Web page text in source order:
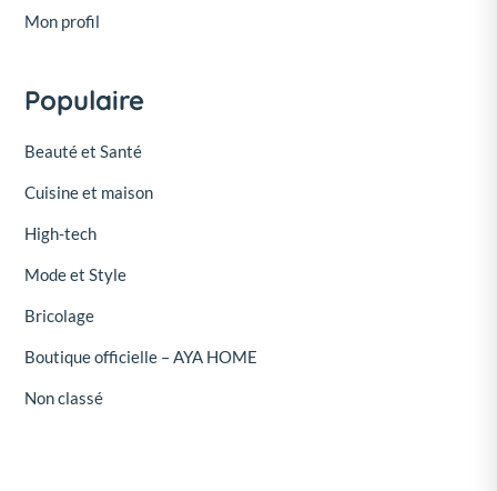
Mon profil
Populaire
Beauté et Santé
Cuisine et maison
High-tech
Mode et Style
Bricolage
Boutique officielle – AYA HOME
Non classé